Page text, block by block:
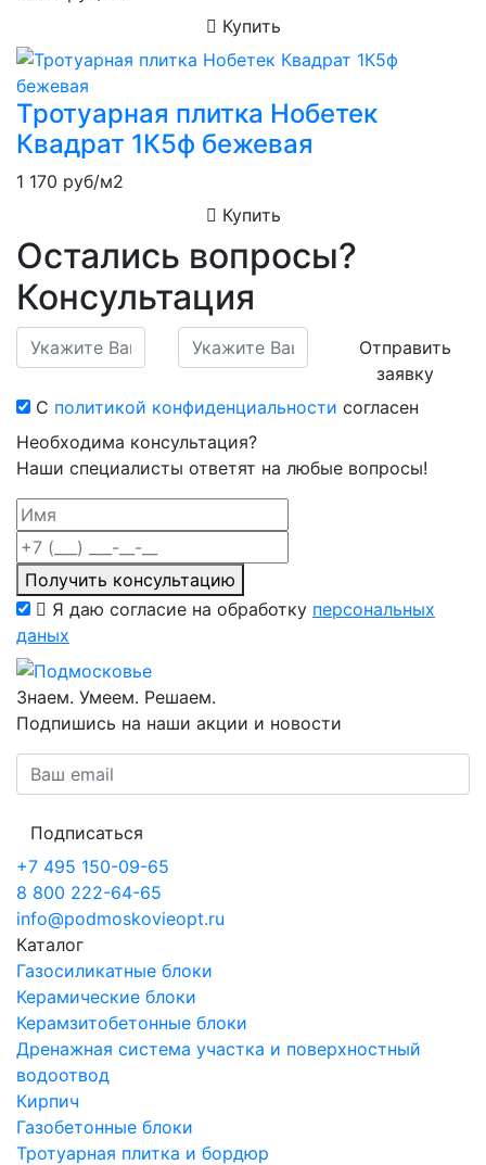
Купить
Тротуарная плитка Нобетек
Квадрат 1К5ф бежевая
1 170 руб/м2
Купить
Остались вопросы?
Консультация
Отправить
заявку
С политикой конфиденциальности согласен
Необходима консультация?
Наши специалисты ответят на любые вопросы!
Получить консультацию
Я даю согласие на обработку персональных
даных
Знаем. Умеем. Решаем.
Подпишись на наши акции и новости
Подписаться
+7 495 150-09-65
8 800 222-64-65
info@podmoskovieopt.ru
Каталог
Газосиликатные блоки
Керамические блоки
Керамзитобетонные блоки
Дренажная система участка и поверхностный
водоотвод
Кирпич
Газобетонные блоки
Тротуарная плитка и бордюр